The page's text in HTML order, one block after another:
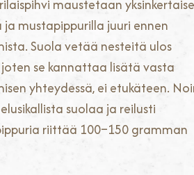
maustetaan
ja mustapippurilla juuri ennen
Suola vetää nesteitä ulos
se kannattaa lisätä vasta
yhteydessä, ei etukäteen.
suolaa ja reilusti
riittää 100–150 gramman